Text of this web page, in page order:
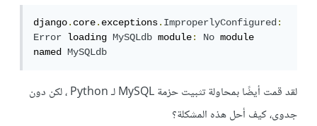
django.core.exceptions.ImproperlyConfigured:
Error loading MySQLdb module: No module
named MySQLdb
لقد قمت أيضًا بمحاولة تثبيت حزمة MySQL لـ Python ، لكن دون
جدوى، كيف أحل هذه المشكلة؟